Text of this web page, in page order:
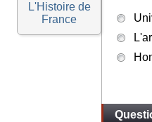
L'Histoire de
France